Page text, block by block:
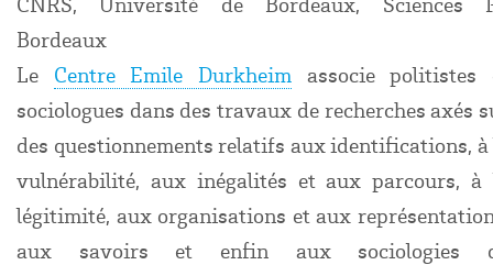
Bordeaux
Le Centre Emile Durkheim associe politistes
sociologues dans des travaux de recherches axés
des questionnements relatifs aux identifications, à
vulnérabilité, aux inégalités et aux parcours, à
légitimité, aux organisations et aux
aux savoirs et enfin aux sociologies